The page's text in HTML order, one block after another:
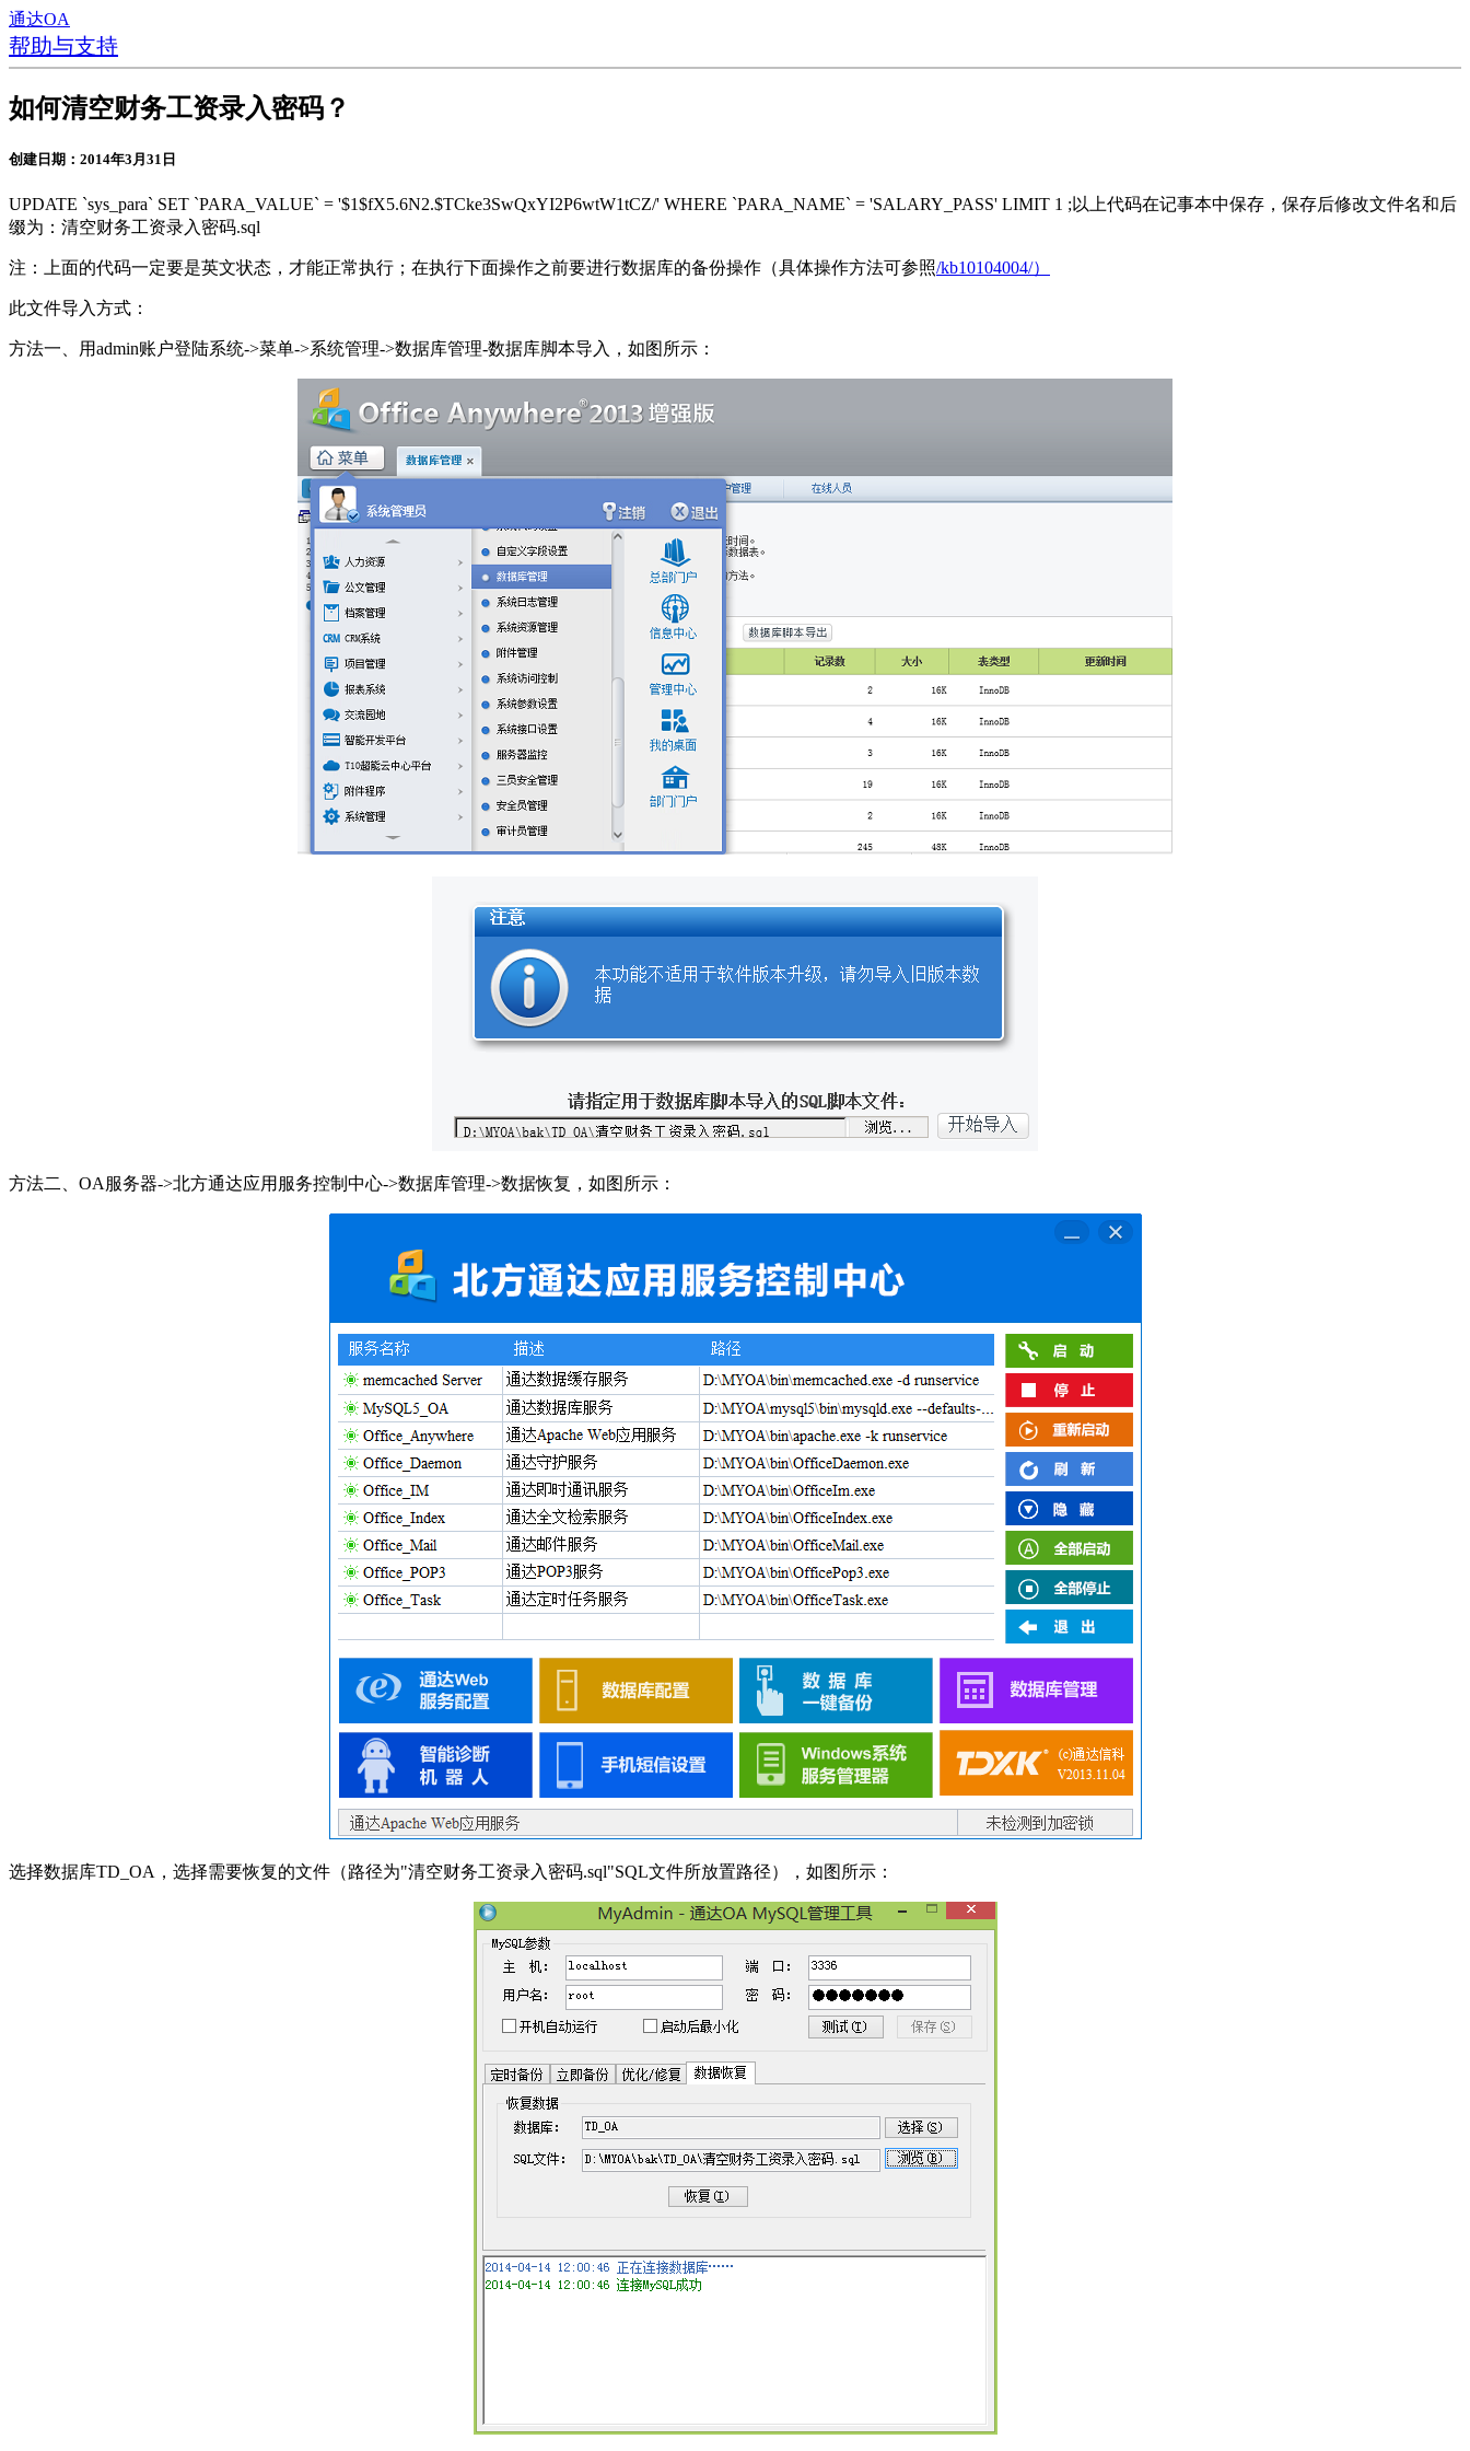
通达OA
帮助与支持
如何清空财务工资录入密码？
创建日期：2014年3月31日
UPDATE `sys_para` SET `PARA_VALUE` = '$1$fX5.6N2.$TCke3SwQxYI2P6wtW1tCZ/' WHERE `PARA_NAME` = 'SALARY_PASS' LIMIT 1 ;以上代码在记事本中保存，保存后修改文件名和后
缀为：清空财务工资录入密码.sql
注：上面的代码一定要是英文状态，才能正常执行；在执行下面操作之前要进行数据库的备份操作（具体操作方法可参照/kb10104004/）
此文件导入方式：
方法一、用admin账户登陆系统->菜单->系统管理->数据库管理-数据库脚本导入，如图所示：
方法二、OA服务器->北方通达应用服务控制中心->数据库管理->数据恢复，如图所示：
选择数据库TD_OA，选择需要恢复的文件（路径为"清空财务工资录入密码.sql"SQL文件所放置路径），如图所示：